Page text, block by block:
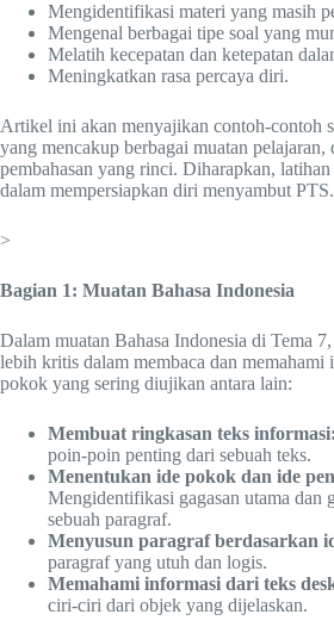
Mengidentifikasi materi yang masih
Mengenal berbagai tipe soal yang
Melatih kecepatan dan ketepatan
Meningkatkan rasa percaya diri.
Artikel ini akan menyajikan contoh-contoh
yang mencakup berbagai muatan pelajaran,
pembahasan yang rinci. Diharapkan,
dalam mempersiapkan diri menyambut PTS.
>
Bagian 1: Muatan Bahasa Indonesia
Dalam muatan Bahasa Indonesia di Tema
lebih kritis dalam membaca dan memahami
pokok yang sering diujikan antara lain:
Membuat ringkasan teks informasi:
poin-poin penting dari sebuah teks.
Menentukan ide pokok dan ide
Mengidentifikasi gagasan utama dan
sebuah paragraf.
Menyusun paragraf berdasarkan
paragraf yang utuh dan logis.
Memahami informasi dari teks
ciri-ciri dari objek yang dijelaskan.